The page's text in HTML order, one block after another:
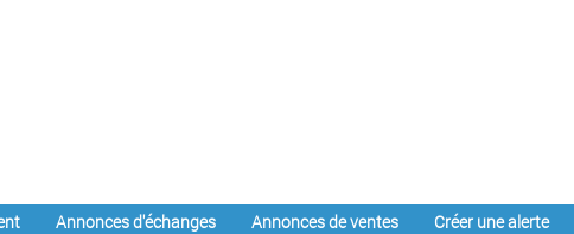
Annonces d'échanges Annonces de ventes Créer une alerte